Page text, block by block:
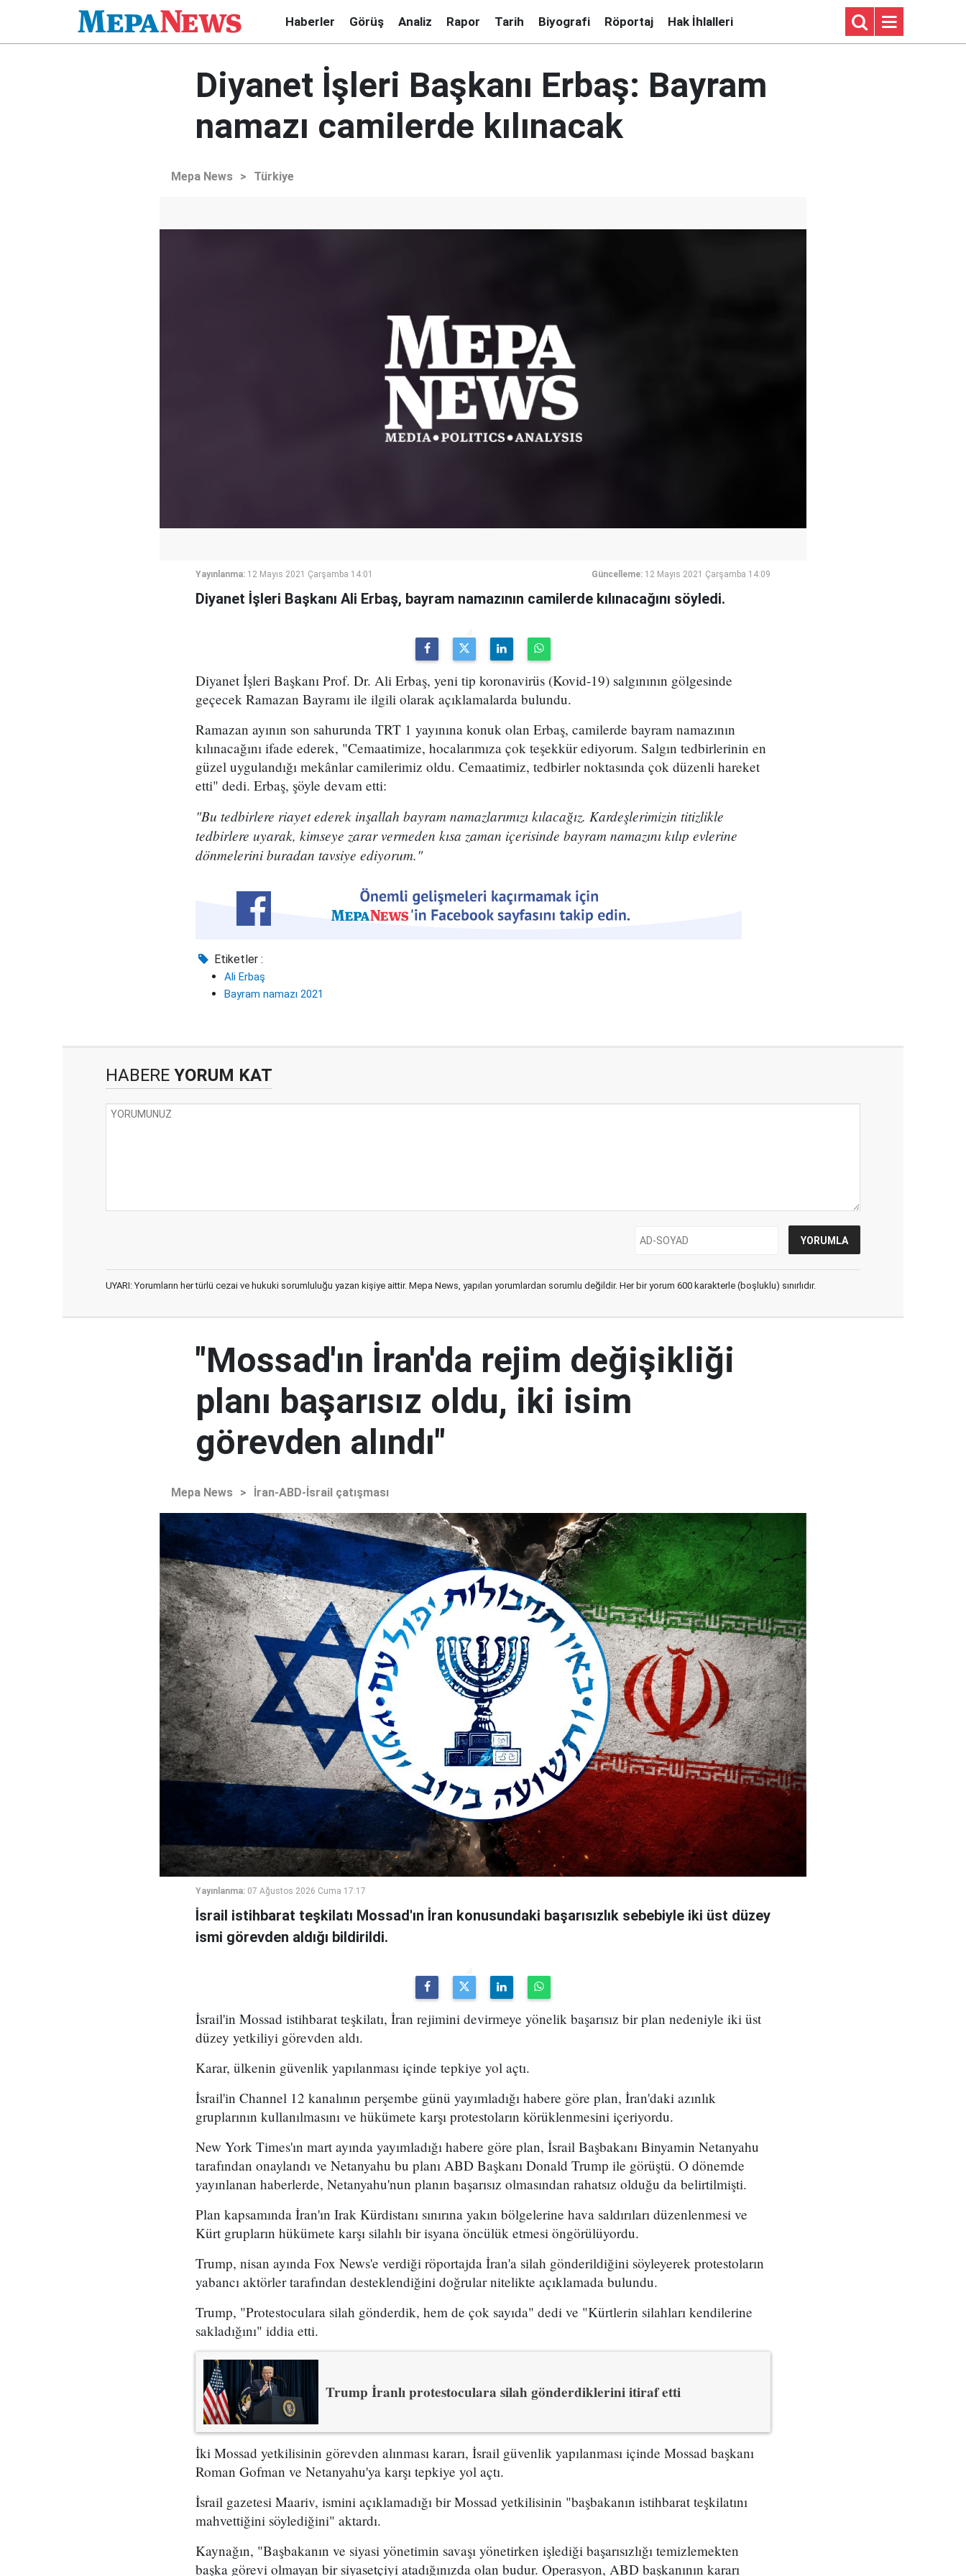
Haberler Görüş Analiz Rapor Tarih Biyografi Röportaj Hak İhlalleri
Diyanet İşleri Başkanı Erbaş: Bayram
namazı camilerde kılınacak
Mepa News > Türkiye
Yayınlanma: 12 Mayıs 2021 Çarşamba 14:01 Güncelleme: 12 Mayıs 2021 Çarşamba 14:09
Diyanet İşleri Başkanı Ali Erbaş, bayram namazının camilerde kılınacağını söyledi.
Diyanet İşleri Başkanı Prof. Dr. Ali Erbaş, yeni tip koronavirüs (Kovid-19) salgınının gölgesinde
geçecek Ramazan Bayramı ile ilgili olarak açıklamalarda bulundu.
Ramazan ayının son sahurunda TRT 1 yayınına konuk olan Erbaş, camilerde bayram namazının
kılınacağını ifade ederek, "Cemaatimize, hocalarımıza çok teşekkür ediyorum. Salgın tedbirlerinin en
güzel uygulandığı mekânlar camilerimiz oldu. Cemaatimiz, tedbirler noktasında çok düzenli hareket
etti" dedi. Erbaş, şöyle devam etti:
"Bu tedbirlere riayet ederek inşallah bayram namazlarımızı kılacağız. Kardeşlerimizin titizlikle
tedbirlere uyarak, kimseye zarar vermeden kısa zaman içerisinde bayram namazını kılıp evlerine
dönmelerini buradan tavsiye ediyorum."
Etiketler :
Ali Erbaş
Bayram namazı 2021
HABERE YORUM KAT
UYARI: Yorumların her türlü cezai ve hukuki sorumluluğu yazan kişiye aittir. Mepa News, yapılan yorumlardan sorumlu değildir. Her bir yorum 600 karakterle (boşluklu) sınırlıdır.
"Mossad'ın İran'da rejim değişikliği
planı başarısız oldu, iki isim
görevden alındı"
Mepa News > İran-ABD-İsrail çatışması
Yayınlanma: 07 Ağustos 2026 Cuma 17:17
İsrail istihbarat teşkilatı Mossad'ın İran konusundaki başarısızlık sebebiyle iki üst düzey
ismi görevden aldığı bildirildi.
İsrail'in Mossad istihbarat teşkilatı, İran rejimini devirmeye yönelik başarısız bir plan nedeniyle iki üst
düzey yetkiliyi görevden aldı.
Karar, ülkenin güvenlik yapılanması içinde tepkiye yol açtı.
İsrail'in Channel 12 kanalının perşembe günü yayımladığı habere göre plan, İran'daki azınlık
gruplarının kullanılmasını ve hükümete karşı protestoların körüklenmesini içeriyordu.
New York Times'ın mart ayında yayımladığı habere göre plan, İsrail Başbakanı Binyamin Netanyahu
tarafından onaylandı ve Netanyahu bu planı ABD Başkanı Donald Trump ile görüştü. O dönemde
yayınlanan haberlerde, Netanyahu'nun planın başarısız olmasından rahatsız olduğu da belirtilmişti.
Plan kapsamında İran'ın Irak Kürdistanı sınırına yakın bölgelerine hava saldırıları düzenlenmesi ve
Kürt grupların hükümete karşı silahlı bir isyana öncülük etmesi öngörülüyordu.
Trump, nisan ayında Fox News'e verdiği röportajda İran'a silah gönderildiğini söyleyerek protestoların
yabancı aktörler tarafından desteklendiğini doğrular nitelikte açıklamada bulundu.
Trump, "Protestoculara silah gönderdik, hem de çok sayıda" dedi ve "Kürtlerin silahları kendilerine
sakladığını" iddia etti.
Trump İranlı protestoculara silah gönderdiklerini itiraf etti
İki Mossad yetkilisinin görevden alınması kararı, İsrail güvenlik yapılanması içinde Mossad başkanı
Roman Gofman ve Netanyahu'ya karşı tepkiye yol açtı.
İsrail gazetesi Maariv, ismini açıklamadığı bir Mossad yetkilisinin "başbakanın istihbarat teşkilatını
mahvettiğini söylediğini" aktardı.
Kaynağın, "Başbakanın ve siyasi yönetimin savaşı yönetirken işlediği başarısızlığı temizlemekten
başka görevi olmayan bir siyasetçiyi atadığınızda olan budur. Operasyon, ABD başkanının kararı